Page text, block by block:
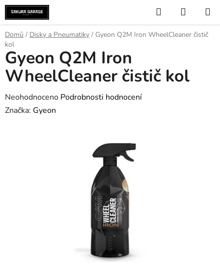
Přejít
na
obsah
Hledat
KOŠÍK
Domů / Disky a Pneumatiky / Gyeon Q2M Iron WheelCleaner čistič
kol
Gyeon Q2M Iron
WheelCleaner čistič kol
Průměrné
hodnocení
Neohodnoceno Podrobnosti hodnocení
Značka: Gyeon